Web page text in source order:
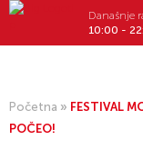
Današnje
10:00 -
Početna » FESTIVAL
POČEO!